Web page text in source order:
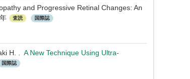
and Progressive Retinal Changes: An
査読 国際誌
H. . A New Technique Using Ultra-
国際誌